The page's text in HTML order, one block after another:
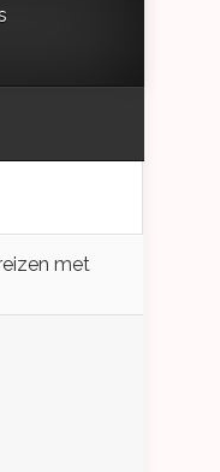
met